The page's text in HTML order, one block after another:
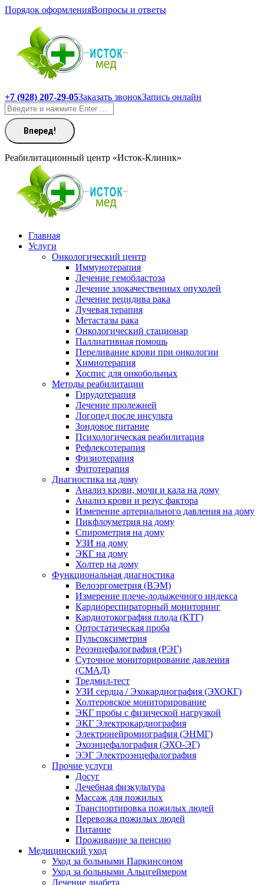
Перейти
содержанию
Порядок оформленияВопросы и ответы
+7 (928) 207-29-05Заказать звонокЗапись онлайн
Поиск:
Реабилитационный центр «Исток-Клиник»
Главная
Услуги
Онкологический центр
Иммунотерапия
Лечение гемобластоза
Лечение злокачественных опухолей
Лечение рецидива рака
Лучевая терапия
Метастазы рака
Онкологический стационар
Паллиативная помощь
Переливание крови при онкологии
Химиотерапия
Хоспис для онкобольных
Методы реабилитации
Гирудотерапия
Лечение пролежней
Логопед после инсульта
Зондовое питание
Психологическая реабилитация
Рефлексотерапия
Физиотерапия
Фитотерапия
Диагностика на дому
Анализ крови, мочи и кала на дому
Анализ крови и резус фактора
Измерение артериального давления на дому
Пикфлоуметрия на дому
Спирометрия на дому
УЗИ на дому
ЭКГ на дому
Холтер на дому
Функциональная диагностика
Велоэргометрия (ВЭМ)
Измерение плече-лодыжечного индекса
Кардиореспираторный мониторинг
Кардиотокография плода (КТГ)
Ортостатическая проба
Пульсоксиметрия
Реоэнцефалография (РЭГ)
Суточное мониторирование давления
(СМАД)
Тредмил-тест
УЗИ сердца / Эхокардиография (ЭХОКГ)
Холтеровское мониторирование
ЭКГ пробы с физической нагрузкой
ЭКГ Электрокардиография
Электронейромиография (ЭНМГ)
Эхоэнцефалография (ЭХО-ЭГ)
ЭЭГ Электроэнцефалография
Прочие услуги
Досуг
Лечебная физкультура
Массаж для пожилых
Транспортировка пожилых людей
Перевозка пожилых людей
Питание
Проживание за пенсию
Медицинский уход
Уход за больными Паркинсоном
Уход за больными Альцгеймером
Лечение диабета